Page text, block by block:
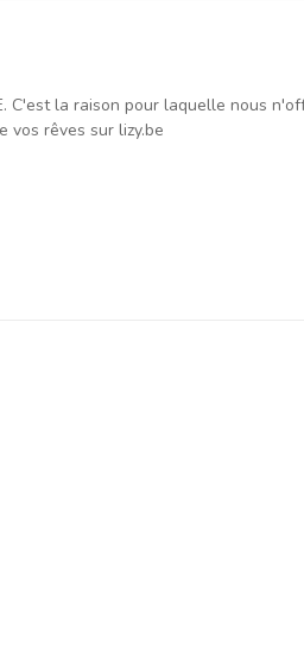
C'est la raison pour laquelle nous
vos rêves sur lizy.be